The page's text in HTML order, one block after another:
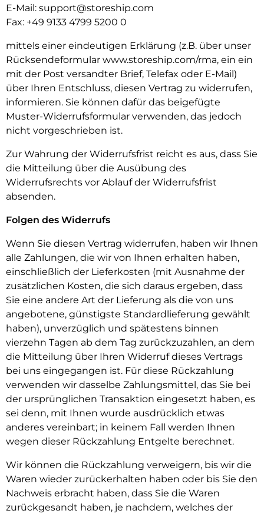
E-Mail: support@storeship.com
Fax: +49 9133 4799 5200 0
mittels einer eindeutigen Erklärung (z.B. über unser
Rücksendeformular www.storeship.com/rma, ein ein
mit der Post versandter Brief, Telefax oder E-Mail)
über Ihren Entschluss, diesen Vertrag zu widerrufen,
informieren. Sie können dafür das beigefügte
Muster-Widerrufsformular verwenden, das jedoch
nicht vorgeschrieben ist.
Zur Wahrung der Widerrufsfrist reicht es aus, dass Sie
die Mitteilung über die Ausübung des
Widerrufsrechts vor Ablauf der Widerrufsfrist
absenden.
Folgen des Widerrufs
Wenn Sie diesen Vertrag widerrufen, haben wir Ihnen
alle Zahlungen, die wir von Ihnen erhalten haben,
einschließlich der Lieferkosten (mit Ausnahme der
zusätzlichen Kosten, die sich daraus ergeben, dass
Sie eine andere Art der Lieferung als die von uns
angebotene, günstigste Standardlieferung gewählt
haben), unverzüglich und spätestens binnen
vierzehn Tagen ab dem Tag zurückzuzahlen, an dem
die Mitteilung über Ihren Widerruf dieses Vertrags
bei uns eingegangen ist. Für diese Rückzahlung
verwenden wir dasselbe Zahlungsmittel, das Sie bei
der ursprünglichen Transaktion eingesetzt haben, es
sei denn, mit Ihnen wurde ausdrücklich etwas
anderes vereinbart; in keinem Fall werden Ihnen
wegen dieser Rückzahlung Entgelte berechnet.
Wir können die Rückzahlung verweigern, bis wir die
Waren wieder zurückerhalten haben oder bis Sie den
Nachweis erbracht haben, dass Sie die Waren
zurückgesandt haben, je nachdem, welches der